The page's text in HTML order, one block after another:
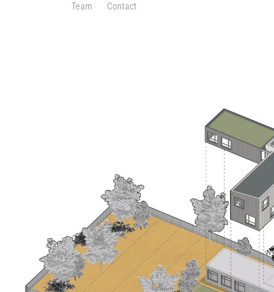
Team Contact
Saint Sulpice (31) – Tertiaire – Locaux
Genimap
Pour Genimap, une entreprise spécialisée dans la
géoréférencement d’ouvrages enterrés, l’architecture
tertiaires doit refléter leur expertise technique et leur
l’innovation et la durabilité.